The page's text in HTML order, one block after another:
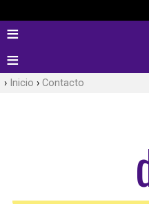
Inicio Contacto